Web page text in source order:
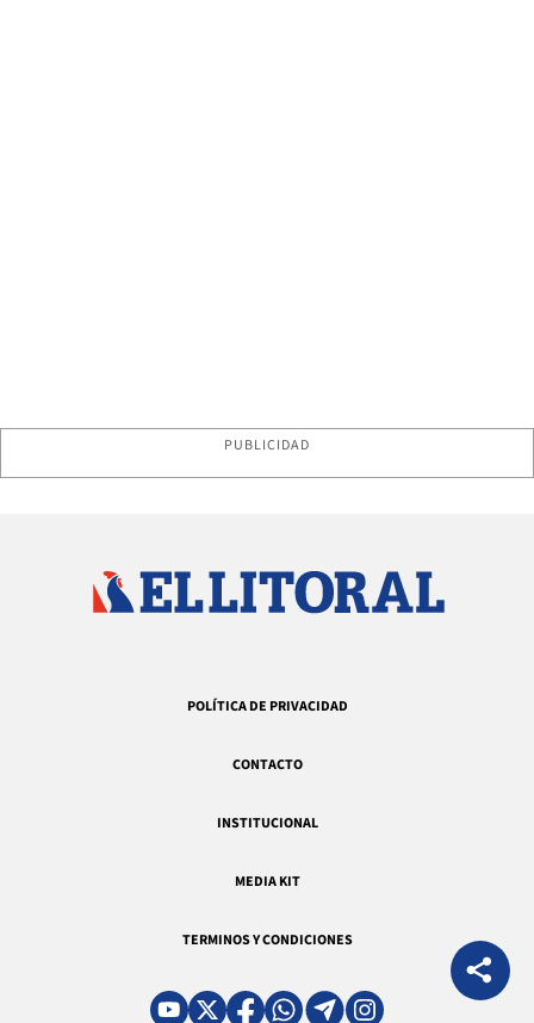
PUBLICIDAD
POLÍTICA DE PRIVACIDAD
CONTACTO
INSTITUCIONAL
MEDIA KIT
TERMINOS Y CONDICIONES